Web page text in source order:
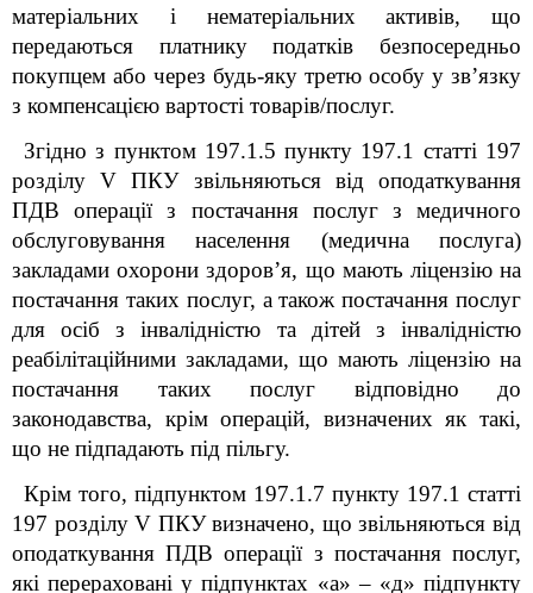
матеріальних і нематеріальних активів, що
передаються платнику податків безпосередньо
покупцем або через будь-яку третю особу у зв’язку
з компенсацією вартості товарів/послуг.
Згідно з пунктом 197.1.5 пункту 197.1 статті 197
розділу V ПКУ звільняються від оподаткування
ПДВ операції з постачання послуг з медичного
обслуговування населення (медична послуга)
закладами охорони здоров’я, що мають ліцензію на
постачання таких послуг, а також постачання послуг
для осіб з інвалідністю та дітей з інвалідністю
реабілітаційними закладами, що мають ліцензію на
постачання таких послуг відповідно до
законодавства, крім операцій, визначених як такі,
що не підпадають під пільгу.
Крім того, підпунктом 197.1.7 пункту 197.1 статті
197 розділу V ПКУ визначено, що звільняються від
оподаткування ПДВ операції з постачання послуг,
які перераховані у підпунктах «а» – «д» підпункту